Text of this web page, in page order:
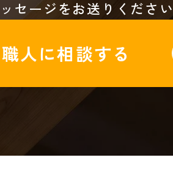
セージをお送りくださ
人に相談する